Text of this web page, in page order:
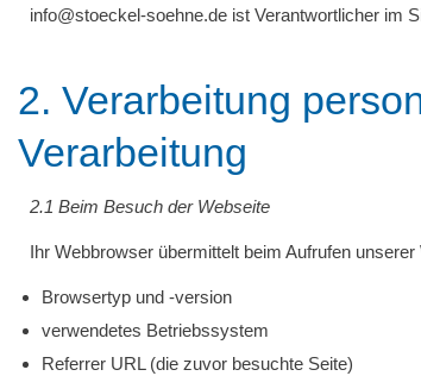
info@stoeckel-soehne.de ist Verantwortlicher im
2. Verarbeitung
Verarbeitung
2.1 Beim Besuch der Webseite
Ihr Webbrowser übermittelt beim Aufrufen
Browsertyp und -version
verwendetes Betriebssystem
Referrer URL (die zuvor besuchte Seite)